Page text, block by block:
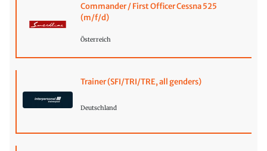
Commander / First Officer Cessna 525
(m/f/d)
Österreich
Trainer (SFI/TRI/TRE, all genders)
Deutschland